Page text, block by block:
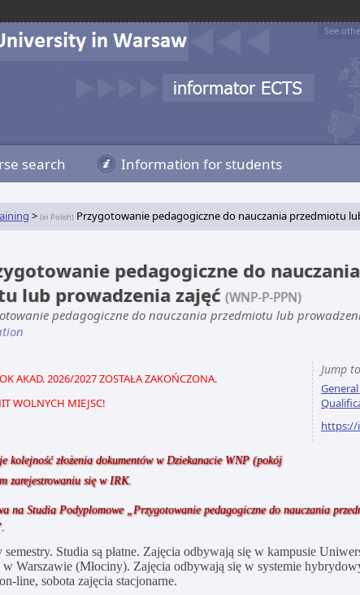
See
search Information for students
> (in Polish) Przygotowanie pedagogiczne do nauczania przedmiotu
pedagogiczne do nauczania
lub prowadzenia zajęć (WNP-P-PPN)
pedagogiczne do nauczania przedmiotu lub
Jump
https://
AKAD. 2026/2027 ZOSTAŁA ZAKOŃCZONA.
WOLNYCH MIEJSC!
kolejność złożenia dokumentów w Dziekanacie WNP (pokój
zarejestrowaniu się w IRK.
na Studia Podyplomowe „Przygotowanie pedagogiczne do nauczania
semestry. Studia są płatne. Zajęcia odbywają się w kampusie
Warszawie (Młociny). Zajęcia odbywają się w systemie
line, sobota zajęcia stacjonarne.